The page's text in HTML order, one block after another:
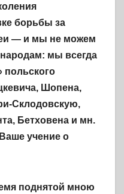
борьбы за
— и мы не можем
мы всегда
польского
Шопена,
Склодовскую,
Бетховена и мн.
учение о
поднятой мною